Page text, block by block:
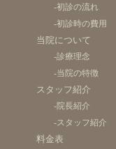
-初診の流れ
-初診時の費用
当院について
-診療理念
-当院の特徴
スタッフ紹介
-院長紹介
-スタッフ紹介
料金表